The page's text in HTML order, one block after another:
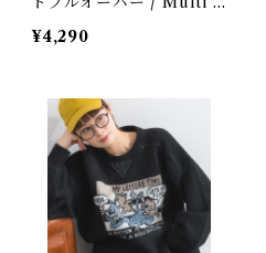
ogo Knit Pullover (残り
わずか)
¥4,290